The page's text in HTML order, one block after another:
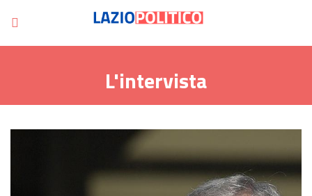
L'intervista